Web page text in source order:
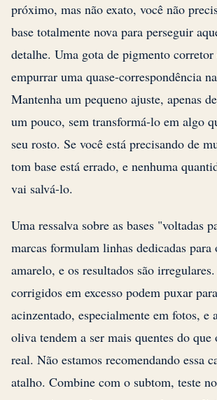
próximo, mas não exato, você não
base totalmente nova para perseguir
detalhe. Uma gota de pigmento
empurrar uma quase-correspondência
Mantenha um pequeno ajuste, apenas
um pouco, sem transformá-lo em algo
seu rosto. Se você está precisando de
tom base está errado, e nenhuma
vai salvá-lo.
Uma ressalva sobre as bases "voltadas
marcas formulam linhas dedicadas
amarelo, e os resultados são
corrigidos em excesso podem puxar
acinzentado, especialmente em fotos, e
oliva tendem a ser mais quentes do que
real. Não estamos recomendando essa
atalho. Combine com o subtom, teste